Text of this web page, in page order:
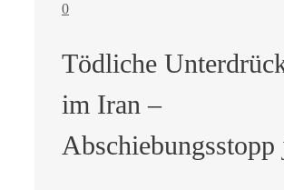
0
Tödliche
im Iran –
Abschiebungsstopp